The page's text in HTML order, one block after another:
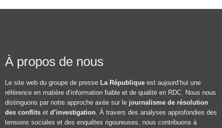
À propos de nous
Le site web du groupe de presse La République est aujourd’hui une
référence en matière d’information fiable et de qualité en RDC. Nous nous
distinguons par notre approche axée sur le journalisme de résolution
des conflits et d’investigation. À travers des analyses approfondies des
tensions sociales et des enquêtes rigoureuses, nous contribuons à